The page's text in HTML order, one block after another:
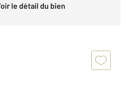
Voir le détail du bien